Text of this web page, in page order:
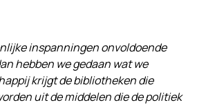
inspanningen onvoldoende
hebben we gedaan wat we
krijgt de bibliotheken die
uit de middelen die de politiek